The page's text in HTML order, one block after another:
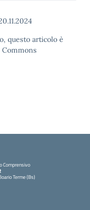
questo articolo è
Comprensivo
Terme (Bs)